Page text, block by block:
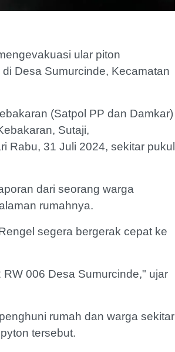
ular piton
Desa Sumurcinde, Kecamatan
(Satpol PP dan Damkar)
Sutaji,
Rabu, 31 Juli 2024, sekitar pukul
dari seorang warga
rumahnya.
segera bergerak cepat ke
006 Desa Sumurcinde," ujar
rumah dan warga sekitar
tersebut.